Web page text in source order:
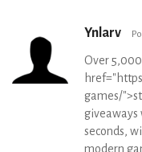
Ynlarv
Over
games/
giveaways
seconds,
modern